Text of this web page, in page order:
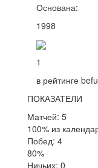
Основана:
1998
1
в рейтинге
ПОКАЗАТЕЛИ
Матчей: 5
100% из
Побед: 4
80%
Ничьих: 0